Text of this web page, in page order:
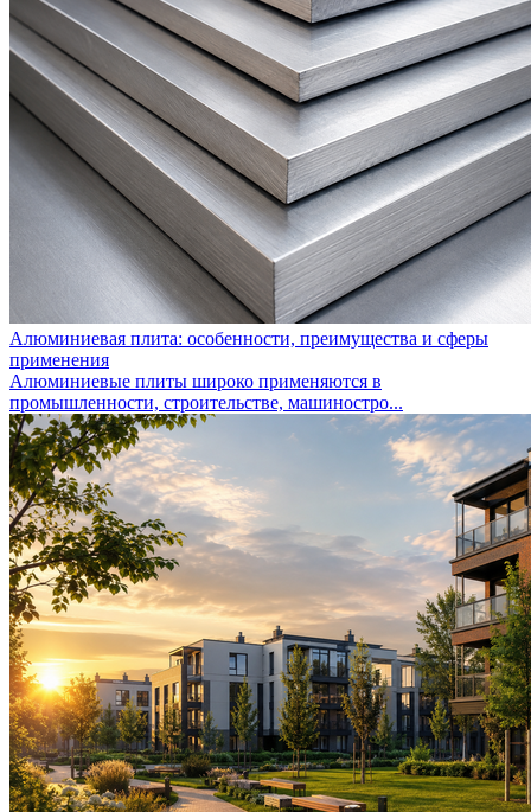
Алюминиевая плита: особенности, преимущества и сферы
применения
Алюминиевые плиты широко применяются в
промышленности, строительстве, машиностро...